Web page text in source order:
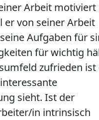
Arbeit motiviert
er von seiner Arbeit
Aufgaben für
für wichtig
zufrieden ist
sieht. Ist der
in intrinsisch